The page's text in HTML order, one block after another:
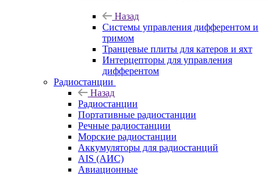
Назад
Системы управления дифферентом и
тримом
Транцевые плиты для катеров и яхт
Интерцепторы для управления
дифферентом
Радиостанции
Назад
Радиостанции
Портативные радиостанции
Речные радиостанции
Морские радиостанции
Аккумуляторы для радиостанций
AIS (АИС)
Авиационные